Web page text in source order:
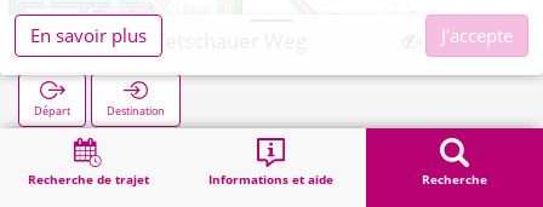
Recherche de trajet Informations et aide Recherche
Richterich Vetschauer Weg
Départ Destination
Démarrage Recherche Richterich Vetschauer Weg
En savoir plus
J'accepte